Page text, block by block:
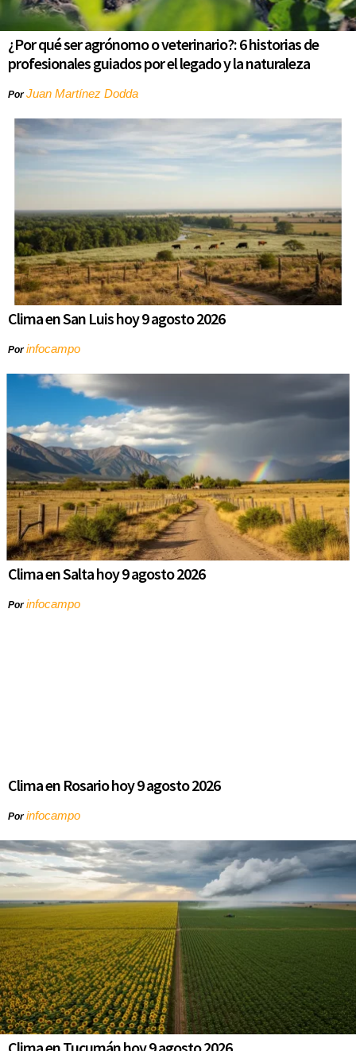
¿Por qué ser agrónomo o veterinario?: 6 historias de
profesionales guiados por el legado y la naturaleza
PorJuan Martínez Dodda
Clima en San Luis hoy 9 agosto 2026
Porinfocampo
Clima en Salta hoy 9 agosto 2026
Porinfocampo
Clima en Rosario hoy 9 agosto 2026
Porinfocampo